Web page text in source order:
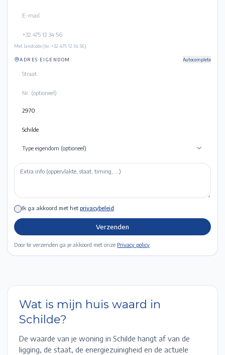
Met landcode (bv. +32 475 12 34 56).
ADRES EIGENDOM Autocomplete
Type eigendom (optioneel)
Ik ga akkoord met het privacybeleid
Verzenden
Door te verzenden ga je akkoord met onze Privacy policy
Wat is mijn huis waard in
Schilde?
De waarde van je woning in Schilde hangt af van de
ligging, de staat, de energiezuinigheid en de actuele